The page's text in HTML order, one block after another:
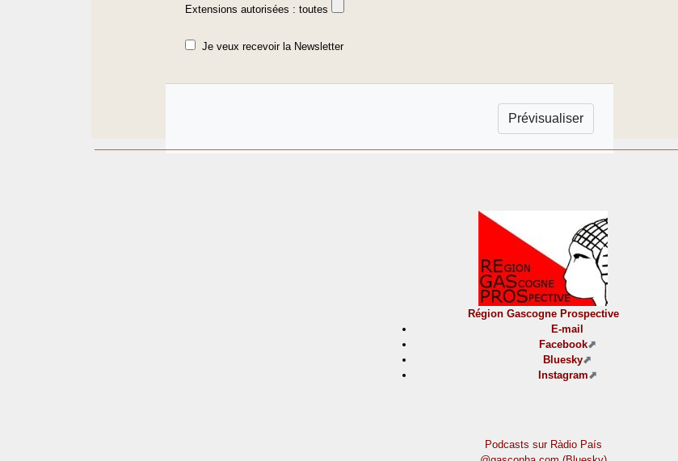
Extensions autorisées : toutes
Je veux recevoir la Newsletter
Région Gascogne Prospective
E-mail
Facebook
Bluesky
Instagram
Podcasts sur Ràdio País